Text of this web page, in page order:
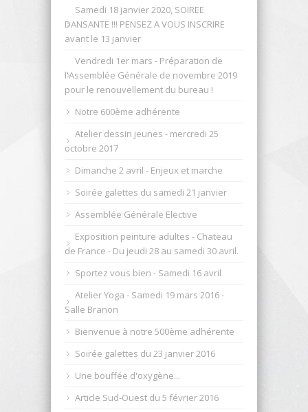
Samedi 18 janvier 2020, SOIREE
DANSANTE !!! PENSEZ A VOUS INSCRIRE
avant le 13 janvier
Vendredi 1er mars - Préparation de
l'Assemblée Générale de novembre 2019
pour le renouvellement du bureau !
Notre 600ème adhérente
Atelier dessin jeunes - mercredi 25
octobre 2017
Dimanche 2 avril - Enjeux et marche
Soirée galettes du samedi 21 janvier
Assemblée Générale Elective
Exposition peinture adultes - Chateau
de France - Du jeudi 28 au samedi 30 avril.
Sportez vous bien - Samedi 16 avril
Atelier Yoga - Samedi 19 mars 2016 -
Salle Branon
Bienvenue à notre 500ème adhérente
Soirée galettes du 23 janvier 2016
Une bouffée d'oxygène...
Article Sud-Ouest du 5 février 2016